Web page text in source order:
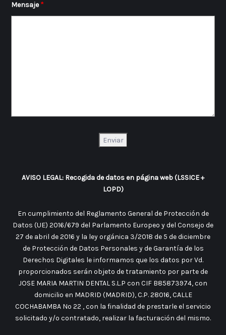
Mensaje*
AVISO LEGAL: Recogida de datos en página web (LSSICE +
LOPD)
En cumplimiento del Reglamento General de Protección de
Datos (UE) 2016/679 del Parlamento Europeo y del Consejo de
27 de abril de 2016 y la ley orgánica 3/2018 de 5 de diciembre
de Protección de Datos Personales y de Garantía de los
Derechos Digitales le informamos que los datos por Vd.
proporcionados serán objeto de tratamiento por parte de
JOSE MARIA MARTIN DENTAL S.L.P con CIF B85873974, con
domicilio en MADRID (MADRID), C.P. 28016, CALLE
COCHABAMBA No 22 , con la finalidad de prestarle el servicio
solicitado y/o contratado, realizar la facturación del mismo.